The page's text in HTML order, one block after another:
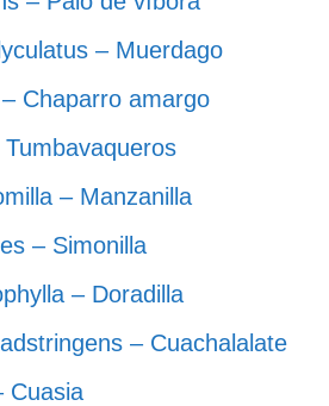
– Muerdago
Chaparro amargo
– Manzanilla
– Simonilla
– Doradilla
– Cuachalalate
Cuasia